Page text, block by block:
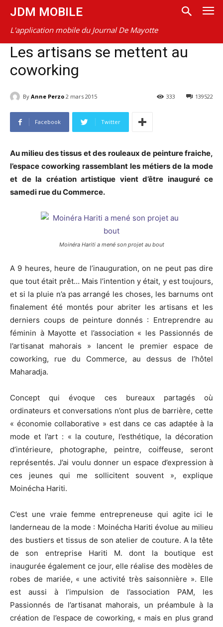
JDM MOBILE
L'application mobile du Journal De Mayotte
Les artisans se mettent au
coworking
By Anne Perzo 2 mars 2015 139522
333
Facebook Twitter
Au milieu des tissus et des rouleaux de peinture fraiche,
l’espace coworking rassemblant les métiers de la mode
et de la création artistique vient d’être inauguré ce
samedi rue du Commerce.
Moinéra Hariti a mené son projet au bout
A 9 heures, heure de l’inauguration, on ne peut pas dire
que tout était prêt… Mais l’intention y était, y est toujours,
et si la pluie n’a pas arrangé les choses, les barnums ont
finalement été montés pour abriter les artisans et les
derniers coups de peinture donnés : Entreprendre au
féminin à Mayotte et l’association « les Passionnés de
l’artisanat mahorais » lancent le premier espace de
coworking, rue du Commerce, au dessus de l’hôtel
Maharadja.
Concept qui évoque ces bureaux partagés où
ordinateurs et conversations n’ont plus de barrière, cette
« économie collaborative » est dans ce cas adaptée à la
mode et l’art : « la couture, l’esthétique, la décoration
d’intérieure, photographe, peintre, coiffeuse, seront
représentés. J’ai voulu donner un espace d’expression à
ces jeunes qui me sollicitent souvent », explique
Moinécha Hariti.
C’est une vraie femme entrepreneuse qui agite ici le
landerneau de la mode : Moinécha Hariti évolue au milieu
des bustiers et tissus de son atelier de couture. A la tête
de son entreprise Hariti M. dont la boutique est
inaugurée également ce jour, elle réalise des modèles de
robes de mariée, « une activité très saisonnière ». Elle
est aussi à l’impulsion de l’association PAM, les
Passionnés de l’artisanat mahorais, un préambule à la
création de l’espace de coworking, « mais en plus grand